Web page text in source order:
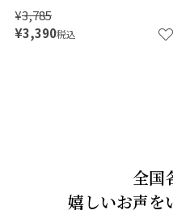
¥3,785
¥3,390税込
全国
嬉しいお声を